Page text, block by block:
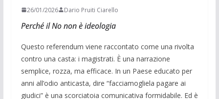
26/01/2026 Dario Pruiti Ciarello
Perché il No non è ideologia
Questo referendum viene raccontato come una rivolta
contro una casta: i magistrati. È una narrazione
semplice, rozza, ma efficace. In un Paese educato per
anni all’odio anticasta, dire “facciamogliela pagare ai
giudici” è una scorciatoia comunicativa formidabile. Ed è